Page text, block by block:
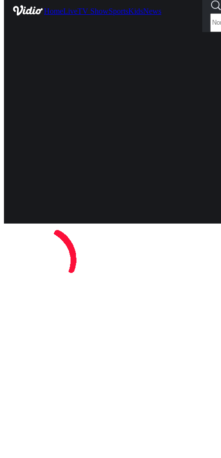
HomeLiveTV ShowSportsKidsNews